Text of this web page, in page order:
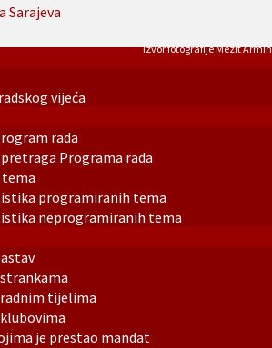
vijeća
rada
Programa rada
programiranih tema
neprogramiranih tema
tijelima
je prestao mandat
Izvor fotografije Mezit Armin